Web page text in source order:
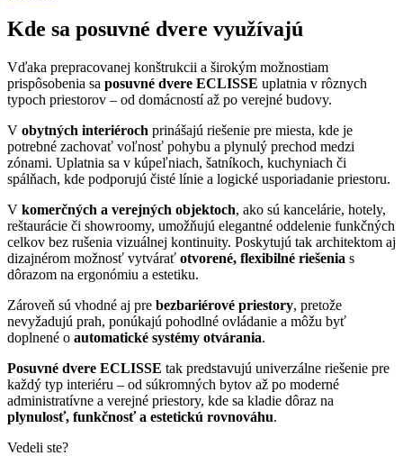
Kde sa posuvné dvere využívajú
Vďaka prepracovanej konštrukcii a širokým možnostiam
prispôsobenia sa posuvné dvere ECLISSE uplatnia v rôznych
typoch priestorov – od domácností až po verejné budovy.
V obytných interiéroch prinášajú riešenie pre miesta, kde je
potrebné zachovať voľnosť pohybu a plynulý prechod medzi
zónami. Uplatnia sa v kúpeľniach, šatníkoch, kuchyniach či
spálňach, kde podporujú čisté línie a logické usporiadanie priestoru.
V komerčných a verejných objektoch, ako sú kancelárie, hotely,
reštaurácie či showroomy, umožňujú elegantné oddelenie funkčných
celkov bez rušenia vizuálnej kontinuity. Poskytujú tak architektom aj
dizajnérom možnosť vytvárať otvorené, flexibilné riešenia s
dôrazom na ergonómiu a estetiku.
Zároveň sú vhodné aj pre bezbariérové priestory, pretože
nevyžadujú prah, ponúkajú pohodlné ovládanie a môžu byť
doplnené o automatické systémy otvárania.
Posuvné dvere ECLISSE tak predstavujú univerzálne riešenie pre
každý typ interiéru – od súkromných bytov až po moderné
administratívne a verejné priestory, kde sa kladie dôraz na
plynulosť, funkčnosť a estetickú rovnováhu.
Vedeli ste?